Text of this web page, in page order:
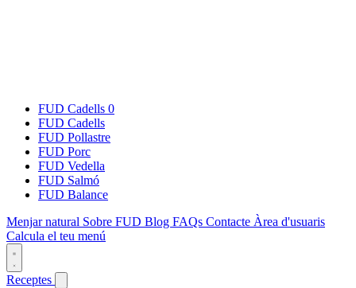
FUD Cadells 0
FUD Cadells
FUD Pollastre
FUD Porc
FUD Vedella
FUD Salmó
FUD Balance
Menjar natural Sobre FUD Blog FAQs Contacte Àrea d'usuaris
Calcula el teu menú
Receptes